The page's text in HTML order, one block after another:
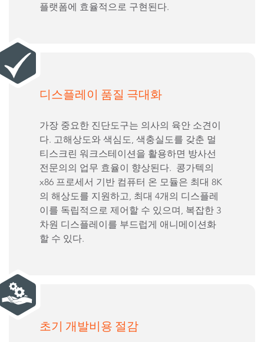
플랫폼에 효율적으로 구현된다.
디스플레이 품질 극대화
가장 중요한 진단도구는 의사의 육안 소견이
다. 고해상도와 색심도, 색충실도를 갖춘 멀
티스크린 워크스테이션을 활용하면 방사선
전문의의 업무 효율이 향상된다. 콩가텍의
x86 프로세서 기반 컴퓨터 온 모듈은 최대 8K
의 해상도를 지원하고, 최대 4개의 디스플레
이를 독립적으로 제어할 수 있으며, 복잡한 3
차원 디스플레이를 부드럽게 애니메이션화
할 수 있다.
초기 개발비용 절감